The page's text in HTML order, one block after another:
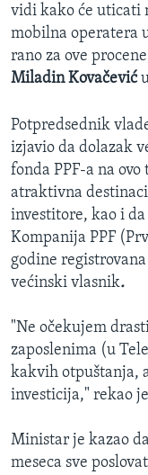
vidi kako će uticati
mobilna operatera
rano za ove
Miladin Kovačević
Potpredsednik
izjavio da dolazak
fonda PPF-a na ovo
atraktivna
investitore, kao i da
Kompanija PPF
godine
većinski vlasnik.
"Ne očekujem
zaposlenima (u
kakvih otpuštanja,
investicija," rekao
Ministar je kazao
meseca sve